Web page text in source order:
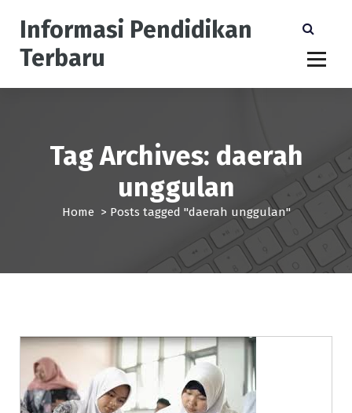
Informasi Pendidikan
Terbaru
Tag Archives: daerah
unggulan
Home > Posts tagged "daerah unggulan"